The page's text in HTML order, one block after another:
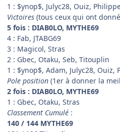
1 : $ynop$, Julyc28, Ouiz,
Victoires (tous ceux qui ont
5 fois : DIAB0LO, MYTHE69
4 : Fab, JTABG69
3 : Magicol, Stras
2 : Gbec, Otaku, Seb, Titouplin
1 : $ynop$, Adam, Julyc28, Ouiz,
Pole position (1er à donner la
2 fois : DIAB0LO, MYTHE69
1 : Gbec, Otaku, Stras
Classement Cumulé :
140 / 144 MYTHE69